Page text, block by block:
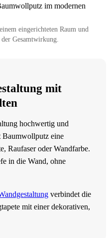
eingerichteten Raum und
Gesamtwirkung.
mit
hochwertig und
Baumwollputz eine
Raufaser oder Wandfarbe.
in die Wand, ohne
verbindet die
mit einer dekorativen,